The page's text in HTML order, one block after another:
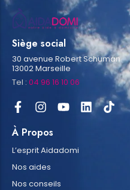
Siège social
30 avenue Robert Schuman
13002 Marseille
Tel : 04 96 16 10 06
À Propos
L’esprit Aidadomi
Nos aides
Nos conseils